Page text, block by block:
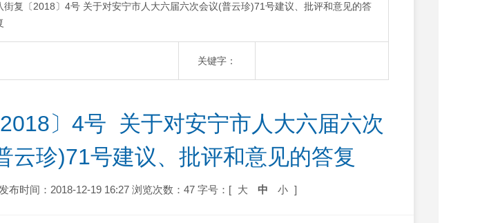
街复〔2018〕4号 关于对安宁市人大六届六次会议(普云珍)71号建议、批评和意见的答
关键字：
〕4号  关于对安宁市人大六届六次
云珍)71号建议、批评和意见的答复
发布时间：2018-12-19 16:27 浏览次数：47 字号：[ 大 中 小 ]